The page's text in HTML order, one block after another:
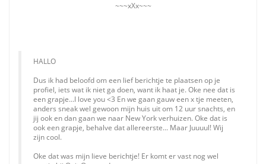
~~~xXx~~~
HALLO
Dus ik had beloofd om een lief berichtje te plaatsen op je
profiel, iets wat ik niet ga doen, want ik haat je. Oke nee dat is
een grapje...I love you <3 En we gaan gauw een x tje meeten,
anders sneak wel gewoon mijn huis uit om 12 uur snachts, en
jij ook en dan gaan we naar New York verhuizen. Oke dat is
ook een grapje, behalve dat allereerste... Maar Juuuul! Wij
zijn cool.
Oke dat was mijn lieve berichtje! Er komt er vast nog wel